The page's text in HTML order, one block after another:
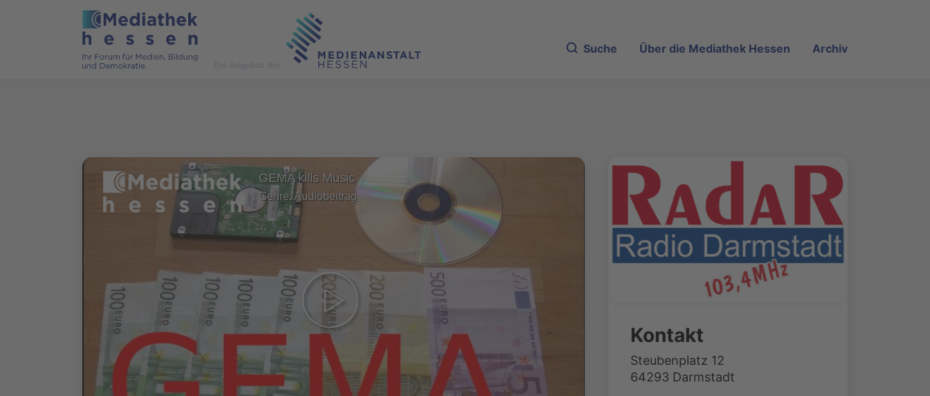
Suche Über die Mediathek Hessen Archiv
GEMA kills Music
Genre: Audiobeitrag
Kontakt
Steubenplatz 12
64293 Darmstadt